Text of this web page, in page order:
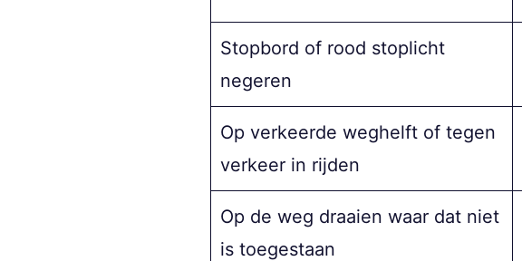
Stopbord of rood stoplicht
negeren
Op verkeerde weghelft of tegen
verkeer in rijden
Op de weg draaien waar dat niet
is toegestaan